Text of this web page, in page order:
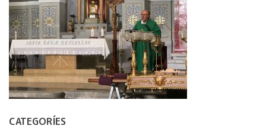
CATEGORÍES